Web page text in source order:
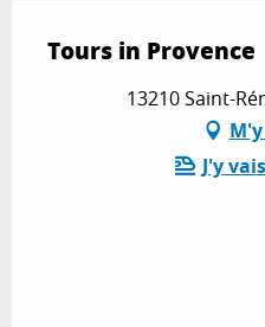
Tours in Provence
13210 Saint-
J'y